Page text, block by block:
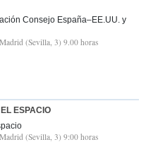
Consejo España–EE.UU. y
(Sevilla, 3) 9.00 horas
ESPACIO
(Sevilla, 3) 9:00 horas